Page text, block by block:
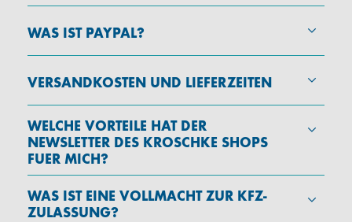
WAS IST PAYPAL?
VERSANDKOSTEN UND LIEFERZEITEN
WELCHE VORTEILE HAT DER
NEWSLETTER DES KROSCHKE SHOPS
FUER MICH?
WAS IST EINE VOLLMACHT ZUR KFZ-
ZULASSUNG?